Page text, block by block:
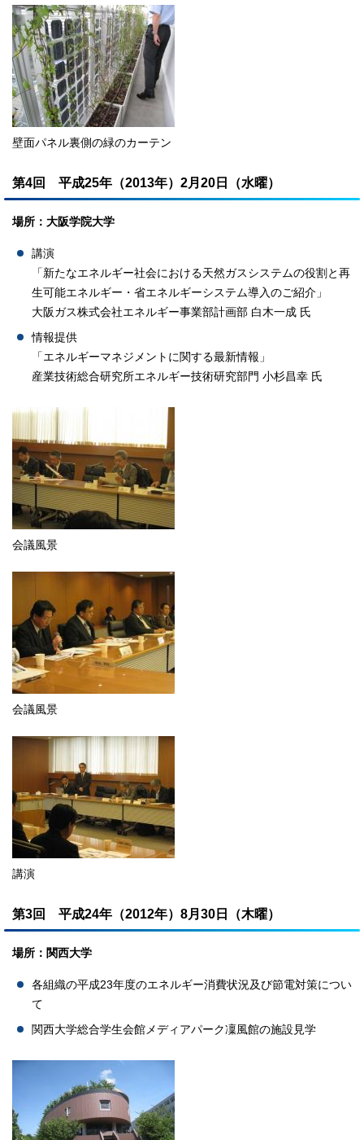
壁面パネル裏側の緑のカーテン
第4回 平成25年（2013年）2月20日（水曜）
場所：大阪学院大学
講演
「新たなエネルギー社会における天然ガスシステムの役割と再
生可能エネルギー・省エネルギーシステム導入のご紹介」
大阪ガス株式会社エネルギー事業部計画部 白木一成 氏
情報提供
「エネルギーマネジメントに関する最新情報」
産業技術総合研究所エネルギー技術研究部門 小杉昌幸 氏
会議風景
会議風景
講演
第3回 平成24年（2012年）8月30日（木曜）
場所：関西大学
各組織の平成23年度のエネルギー消費状況及び節電対策につい
て
関西大学総合学生会館メディアパーク凜風館の施設見学